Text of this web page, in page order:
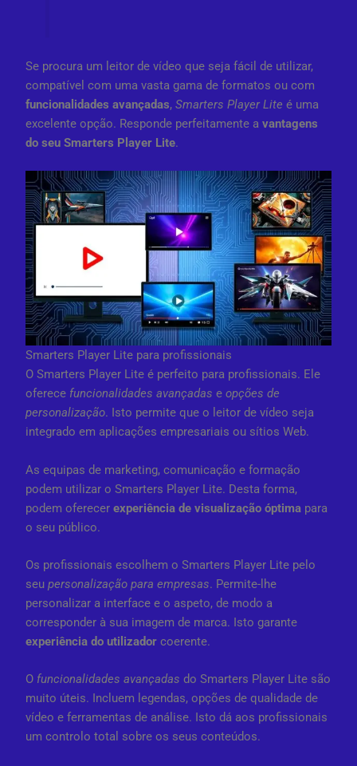
Se procura um leitor de vídeo que seja fácil de utilizar,
compatível com uma vasta gama de formatos ou com
funcionalidades avançadas,Smarters Player Lite é uma
excelente opção. Responde perfeitamente avantagens
do seu Smarters Player Lite.
Smarters Player Lite para profissionais
O Smarters Player Lite é perfeito para profissionais. Ele
oferece funcionalidades avançadas eopções de
personalização. Isto permite que o leitor de vídeo seja
integrado em aplicações empresariais ou sítios Web.
As equipas de marketing, comunicação e formação
podem utilizar o Smarters Player Lite. Desta forma,
podem oferecerexperiência de visualização óptima para
o seu público.
Os profissionais escolhem o Smarters Player Lite pelo
seupersonalização para empresas. Permite-lhe
personalizar a interface e o aspeto, de modo a
corresponder à sua imagem de marca. Isto garante
experiência do utilizador coerente.
O funcionalidades avançadas do Smarters Player Lite são
muito úteis. Incluem legendas, opções de qualidade de
vídeo e ferramentas de análise. Isto dá aos profissionais
um controlo total sobre os seus conteúdos.